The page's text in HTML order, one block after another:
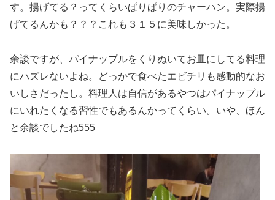
す。揚げてる？ってくらいぱりぱりのチャーハン。実際揚
げてるんかも？？？これも３１５に美味しかった。
余談ですが、パイナップルをくりぬいてお皿にしてる料理
にハズレないよね。どっかで食べたエビチリも感動的なお
いしさだったし。料理人は自信があるやつはパイナップル
にいれたくなる習性でもあるんかってくらい。いや、ほん
と余談でしたね555